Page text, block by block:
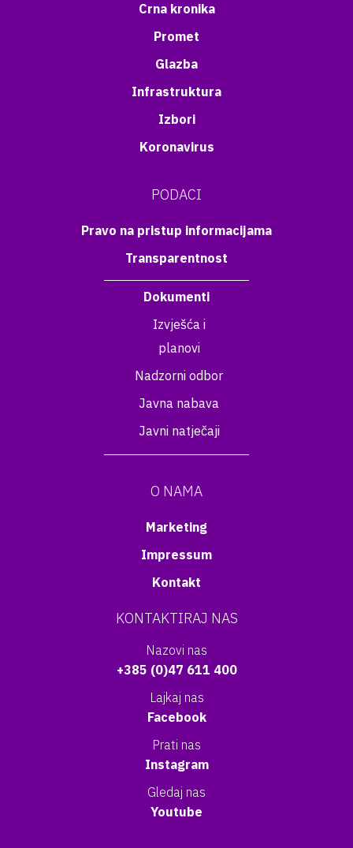
Crna kronika
Promet
Glazba
Infrastruktura
Izbori
Koronavirus
PODACI
Pravo na pristup informacijama
Transparentnost
Dokumenti
Izvješća i
planovi
Nadzorni odbor
Javna nabava
Javni natječaji
O NAMA
Marketing
Impressum
Kontakt
KONTAKTIRAJ NAS
Nazovi nas
+385 (0)47 611 400
Lajkaj nas
Facebook
Prati nas
Instagram
Gledaj nas
Youtube